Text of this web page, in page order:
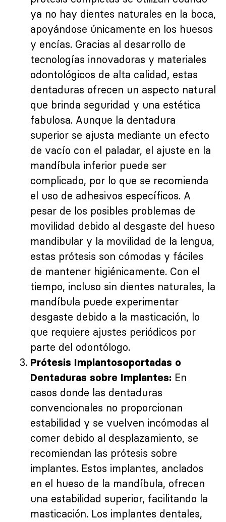
ya no hay dientes naturales en la boca,
apoyándose únicamente en los huesos
y encías. Gracias al desarrollo de
tecnologías innovadoras y materiales
odontológicos de alta calidad, estas
dentaduras ofrecen un aspecto natural
que brinda seguridad y una estética
fabulosa. Aunque la dentadura
superior se ajusta mediante un efecto
de vacío con el paladar, el ajuste en la
mandíbula inferior puede ser
complicado, por lo que se recomienda
el uso de adhesivos específicos. A
pesar de los posibles problemas de
movilidad debido al desgaste del hueso
mandibular y la movilidad de la lengua,
estas prótesis son cómodas y fáciles
de mantener higiénicamente. Con el
tiempo, incluso sin dientes naturales, la
mandíbula puede experimentar
desgaste debido a la masticación, lo
que requiere ajustes periódicos por
parte del odontólogo.
Prótesis Implantosoportadas o
Dentaduras sobre Implantes: En
casos donde las dentaduras
convencionales no proporcionan
estabilidad y se vuelven incómodas al
comer debido al desplazamiento, se
recomiendan las prótesis sobre
implantes. Estos implantes, anclados
en el hueso de la mandíbula, ofrecen
una estabilidad superior, facilitando la
masticación. Los implantes dentales,